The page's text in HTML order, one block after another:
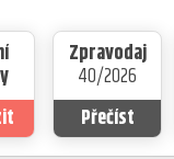
Zpravodaj
40/2026
Přečíst